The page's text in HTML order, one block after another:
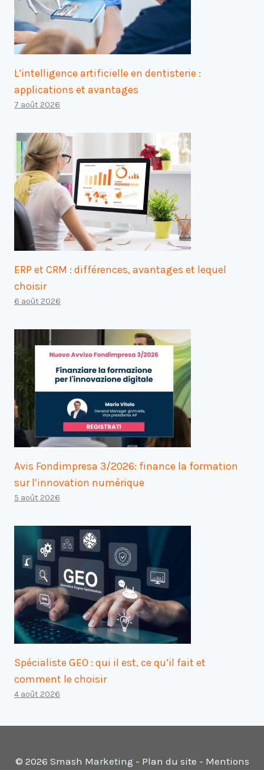
L’intelligence artificielle en dentisterie :
applications et avantages
7 août 2026
ERP et CRM : différences, avantages et lequel
choisir
6 août 2026
Avis Fondimpresa 3/2026: finance la formation
sur l’innovation numérique
5 août 2026
Spécialiste GEO : qui il est, ce qu’il fait et
comment le choisir
4 août 2026
© 2026 Smash Marketing - Plan du site - Mentions